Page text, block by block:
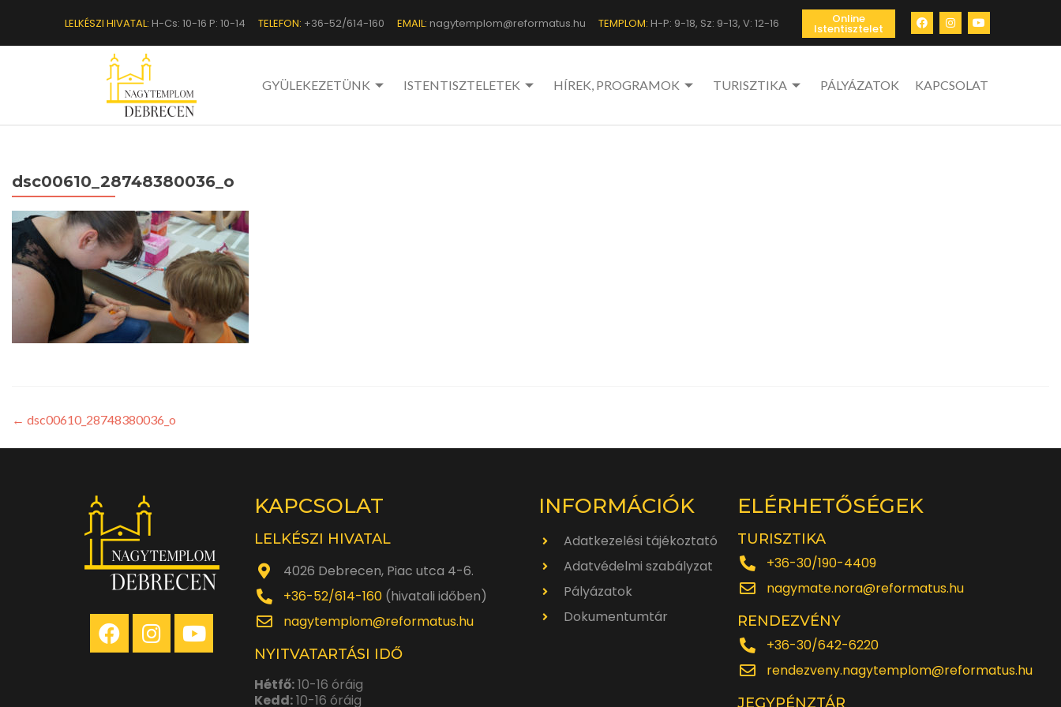
LELKÉSZI HIVATAL: H-Cs: 10-16 P: 10-14 TELEFON: +36-52/614-160 EMAIL: nagytemplom@reformatus.hu TEMPLOM: H-P: 9-18, Sz: 9-13, V: 12-16 Online
Istentisztelet
GYÜLEKEZETÜNK ISTENTISZTELETEK HÍREK, PROGRAMOK TURISZTIKA PÁLYÁZATOK KAPCSOLAT
dsc00610_28748380036_o
← dsc00610_28748380036_o
KAPCSOLAT
LELKÉSZI HIVATAL
4026 Debrecen, Piac utca 4-6.
+36-52/614-160 (hivatali időben)
nagytemplom@reformatus.hu
NYITVATARTÁSI IDŐ
Hétfő:10-16 óráig
Kedd:10-16 óráig
INFORMÁCIÓK
Adatkezelési tájékoztató
Adatvédelmi szabályzat
Pályázatok
Dokumentumtár
ELÉRHETŐSÉGEK
TURISZTIKA
+36-30/190-4409
nagymate.nora@reformatus.hu
RENDEZVÉNY
+36-30/642-6220
rendezveny.nagytemplom@reformatus.hu
JEGYPÉNZTÁR